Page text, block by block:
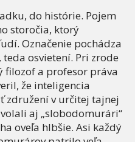
do histórie. Pojem
storočia, ktorý
Označenie pochádza
osvietení. Pri zrode
filozof a profesor práva
že inteligencia
združení v určitej tajnej
aj „slobodomurári“
oveľa hlbšie. Asi každý